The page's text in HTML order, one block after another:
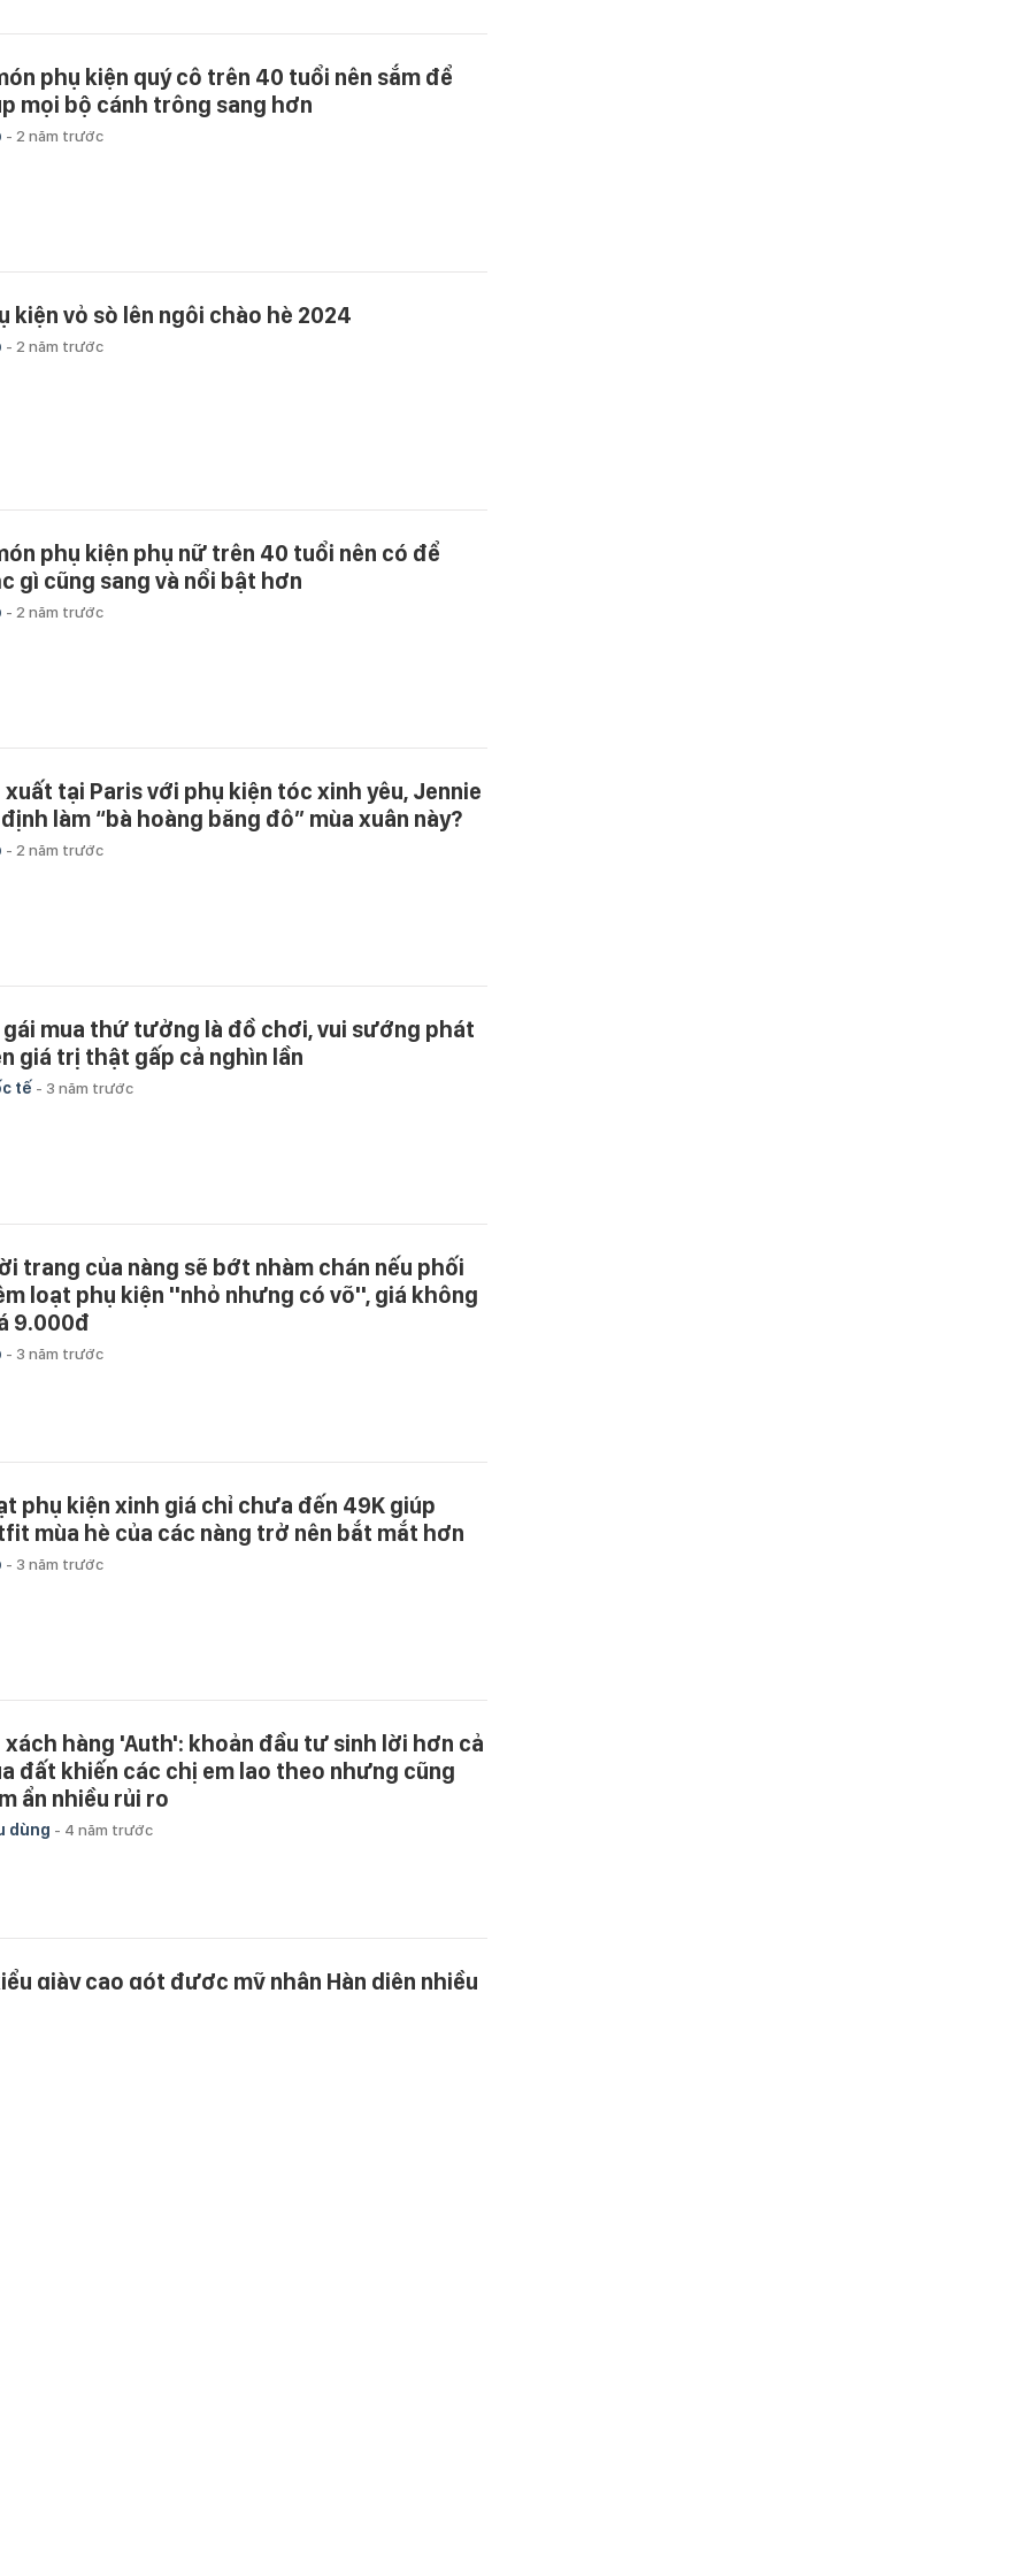
phụ kiện quý cô trên 40 tuổi nên sắm để
mọi bộ cánh trông sang hơn
- 2 năm trước
kiện vỏ sò lên ngôi chào hè 2024
- 2 năm trước
phụ kiện phụ nữ trên 40 tuổi nên có để
gì cũng sang và nổi bật hơn
- 2 năm trước
xuất tại Paris với phụ kiện tóc xinh yêu, Jennie
làm “bà hoàng băng đô” mùa xuân này?
- 2 năm trước
gái mua thứ tưởng là đồ chơi, vui sướng phát
giá trị thật gấp cả nghìn lần
tế - 3 năm trước
trang của nàng sẽ bớt nhàm chán nếu phối
loạt phụ kiện ''nhỏ nhưng có võ'', giá không
9.000đ
- 3 năm trước
phụ kiện xinh giá chỉ chưa đến 49K giúp
mùa hè của các nàng trở nên bắt mắt hơn
- 3 năm trước
xách hàng 'Auth': khoản đầu tư sinh lời hơn cả
đất khiến các chị em lao theo nhưng cũng
ẩn nhiều rủi ro
dùng - 4 năm trước
giày cao gót được mỹ nhân Hàn diện nhiều